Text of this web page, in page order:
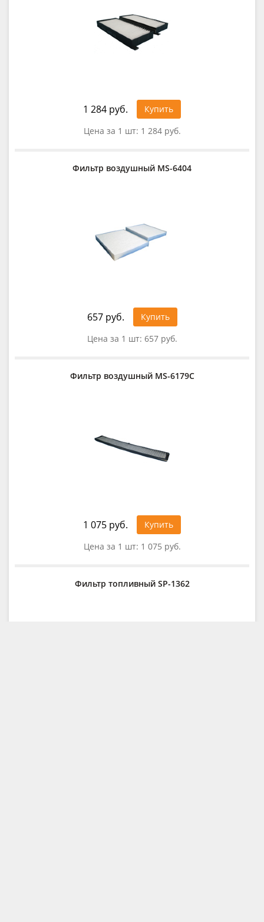
1 284 руб.
Купить
Цена за 1 шт: 1 284 руб.
Фильтр воздушный MS-6404
657 руб.
Купить
Цена за 1 шт: 657 руб.
Фильтр воздушный MS-6179C
1 075 руб.
Купить
Цена за 1 шт: 1 075 руб.
Фильтр топливный SP-1362